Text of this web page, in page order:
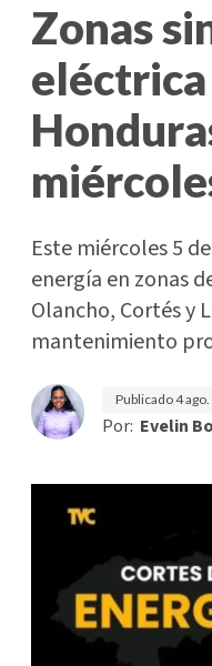
Zonas
eléctrica
Este miércoles 5
energía en zonas
Olancho, Cortés y
mantenimiento
Publicado4
Por: Evelin